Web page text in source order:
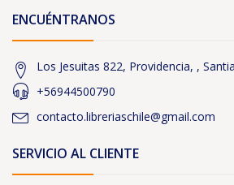
ENCUÉNTRANOS
Los Jesuitas 822, Providencia, ,
+56944500790
contacto.libreriaschile@gmail.com
SERVICIO AL CLIENTE